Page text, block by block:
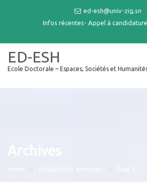
ed-esh@univ-zig.sn
Infos récentes- Appel à
ED-ESH
Ecole Doctorale – Espaces, Sociétés et